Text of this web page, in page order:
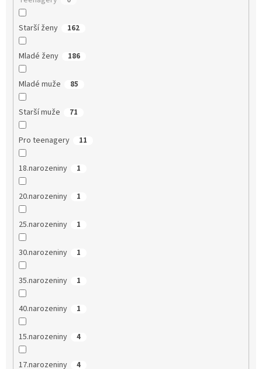
Starší ženy 162
Mladé ženy 186
Mladé muže 85
Starší muže 71
Pro teenagery 11
18.narozeniny 1
20.narozeniny 1
25.narozeniny 1
30.narozeniny 1
35.narozeniny 1
40.narozeniny 1
15.narozeniny 4
17.narozeniny 4